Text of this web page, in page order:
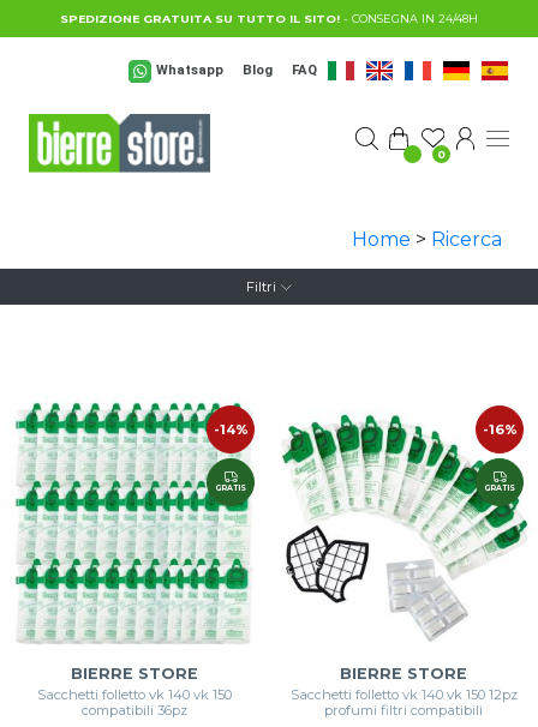
Salta al contenuto principale
SPEDIZIONE GRATUITA SU TUTTO IL SITO! - CONSEGNA IN 24/48H
Whatsapp Blog FAQ
0
Home > Ricerca
Filtri
-14%
GRATIS
BIERRE STORE
Sacchetti folletto vk 140 vk 150
compatibili 36pz
-16%
GRATIS
BIERRE STORE
Sacchetti folletto vk 140 vk 150 12pz
profumi filtri compatibili